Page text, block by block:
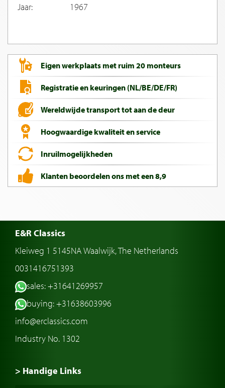
Jaar:
1967
Eigen werkplaats met ruim 20 monteurs
Registratie en keuringen (NL/BE/DE/FR)
Wereldwijde transport tot aan de deur
Hoogwaardige kwaliteit en service
Inruilmogelijkheden
Klanten beoordelen ons met een 8,9
E&R Classics
Kleiweg 1 5145NA Waalwijk, The Netherlands
0031416751393
sales: +31641269957
buying: +31638603996
info@erclassics.com
Industry No. 1302
> Handige Links